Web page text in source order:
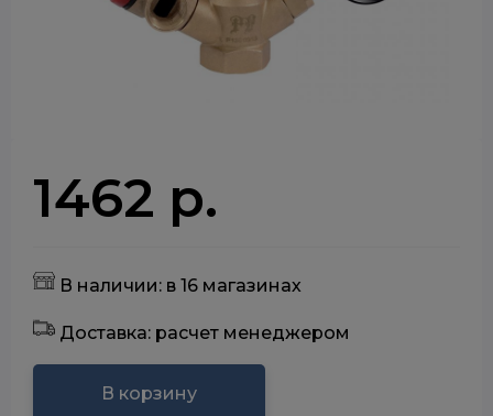
1462 р.
В наличии: в 16 магазинах
Доставка: расчет менеджером
В корзину